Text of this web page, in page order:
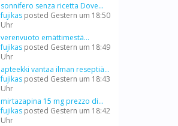
sonnifero senza ricetta Dove...
fujikas posted Gestern um 18:50
Uhr
verenvuoto emättimestä...
fujikas posted Gestern um 18:49
Uhr
apteekki vantaa ilman reseptiä...
fujikas posted Gestern um 18:43
Uhr
mirtazapina 15 mg prezzo di...
fujikas posted Gestern um 18:42
Uhr